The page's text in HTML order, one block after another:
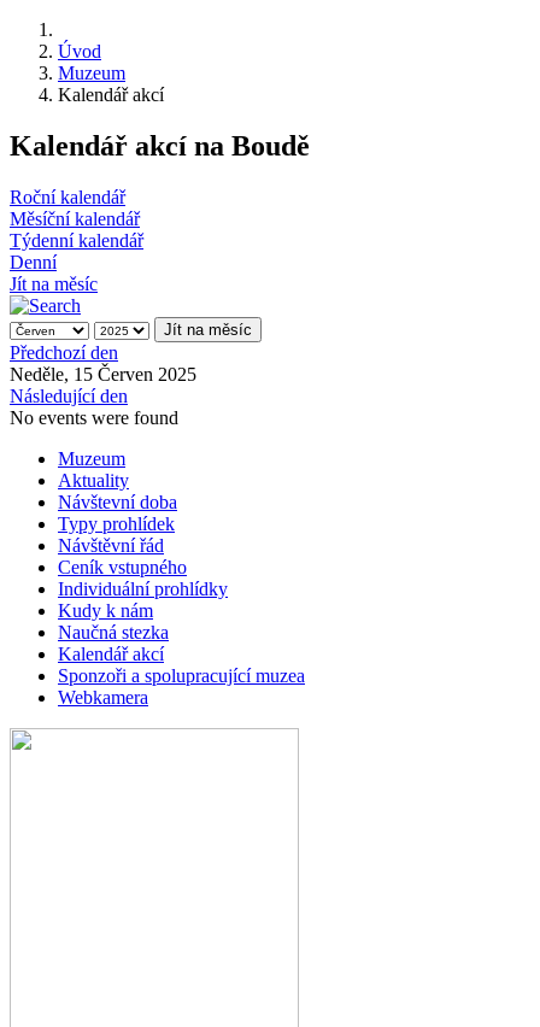
Úvod
Muzeum
Kalendář akcí
Kalendář akcí na Boudě
Roční kalendář
Měsíční kalendář
Týdenní kalendář
Denní
Jít na měsíc
Jít na měsíc
Předchozí den
Neděle, 15 Červen 2025
Následující den
No events were found
Muzeum
Aktuality
Návštevní doba
Typy prohlídek
Návštěvní řád
Ceník vstupného
Individuální prohlídky
Kudy k nám
Naučná stezka
Kalendář akcí
Sponzoři a spolupracující muzea
Webkamera